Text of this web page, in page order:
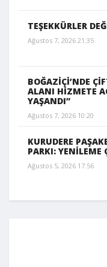
TEŞEKKÜRLER
Ağustos 7, 2026 21:35
BOĞAZİÇİ’NDE
ALANI HİZMETE
YAŞANDI”
Ağustos 7, 2026 10:20
KURUDERE
PARKI:
Ağustos 5, 2026 17:56